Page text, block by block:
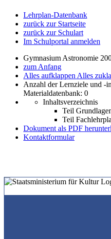
Lehrplan-Datenbank
zurück zur Startseite
zurück zur Schulart
Im Schulportal anmelden
Gymnasium Astronomie
zum Anfang
Alles aufklappen Alles
Anzahl der Lernziele und -
Materialdatenbank: 0
Inhaltsverzeichnis
Teil
Teil
Dokument als PDF
Kontaktformular